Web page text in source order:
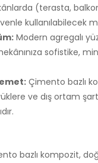
(terasta,
kullanılabilecek
Modern agregalı
sofistike,
Çimento bazlı
ve dış ortam
bazlı kompozit,